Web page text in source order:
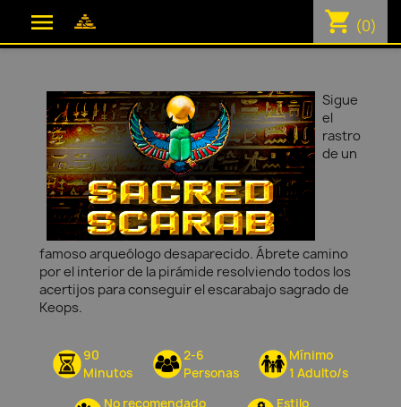
 shopping_cart (0)
Sigue
el
rastro
de un
famoso arqueólogo desaparecido. Ábrete camino
por el interior de la pirámide resolviendo todos los
acertijos para conseguir el escarabajo sagrado de
Keops.
90
Minutos
2-6
Personas
Mínimo
1 Adulto/s
No recomendado
Estilo